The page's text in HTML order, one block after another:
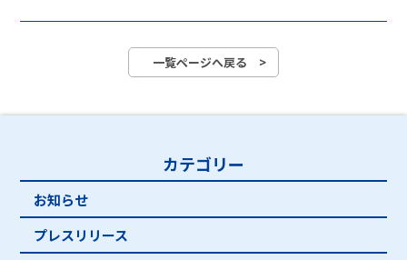
一覧ページへ戻る >
カテゴリー
お知らせ
プレスリリース